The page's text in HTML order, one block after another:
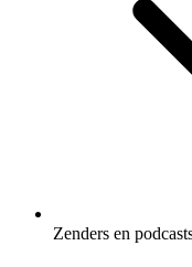
Zenders en